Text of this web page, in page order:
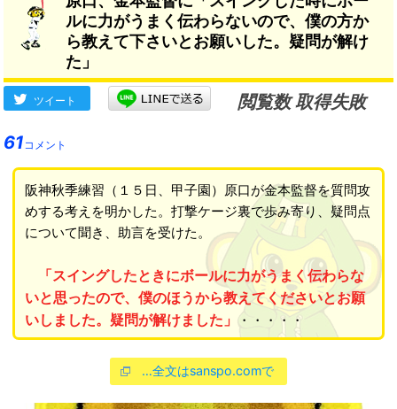
ルに力がうまく伝わらないので、僕の方か
ら教えて下さいとお願いした。疑問が解け
た」
ツイート
閲覧数 取得失敗
61コメント
阪神秋季練習（１５日、甲子園）原口が金本監督を質問攻
めする考えを明かした。打撃ケージ裏で歩み寄り、疑問点
について聞き、助言を受けた。
「スイングしたときにボールに力がうまく伝わらな
いと思ったので、僕のほうから教えてくださいとお願
いしました。疑問が解けました」 ・・・・・
…全文はsanspo.comで